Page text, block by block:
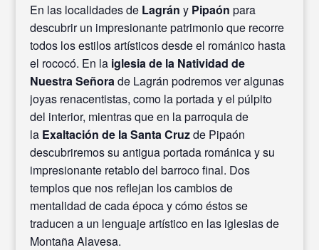
En las localidades de Lagrán y Pipaón para
descubrir un impresionante patrimonio que recorre
todos los estilos artísticos desde el románico hasta
el rococó. En la iglesia de la Natividad de
Nuestra Señorade Lagrán podremos ver algunas
joyas renacentistas, como la portada y el púlpito
del interior, mientras que en la parroquia de
la Exaltación de la Santa Cruzde Pipaón
descubriremos su antigua portada románica y su
impresionante retablo del barroco final. Dos
templos que nos reflejan los cambios de
mentalidad de cada época y cómo éstos se
traducen a un lenguaje artístico en las iglesias de
Montaña Alavesa.